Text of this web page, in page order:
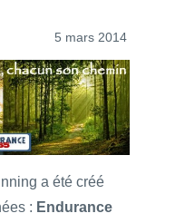
5 mars 2014
a été créé
: Endurance